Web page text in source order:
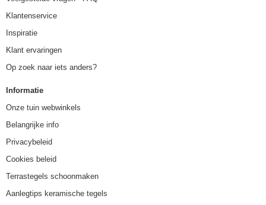
Klantenservice
Inspiratie
Klant ervaringen
Op zoek naar iets anders?
Informatie
Onze tuin webwinkels
Belangrijke info
Privacybeleid
Cookies beleid
Terrastegels schoonmaken
Aanlegtips keramische tegels